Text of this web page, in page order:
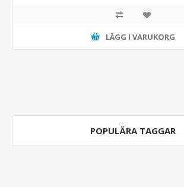
LÄGG I VARUKORG
POPULÄRA TAGGAR